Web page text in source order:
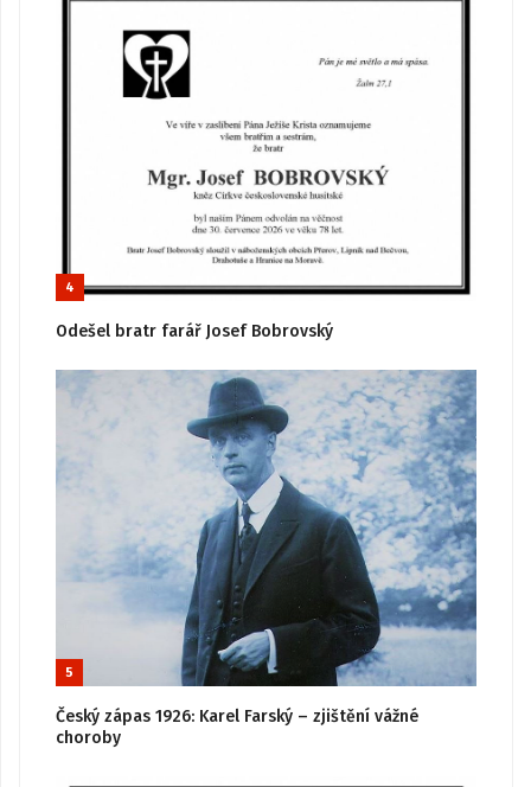
4
Odešel bratr farář Josef Bobrovský
5
Český zápas 1926: Karel Farský – zjištění vážné
choroby